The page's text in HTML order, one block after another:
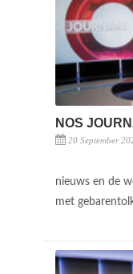
NOS
20 September
nieuws en de
met